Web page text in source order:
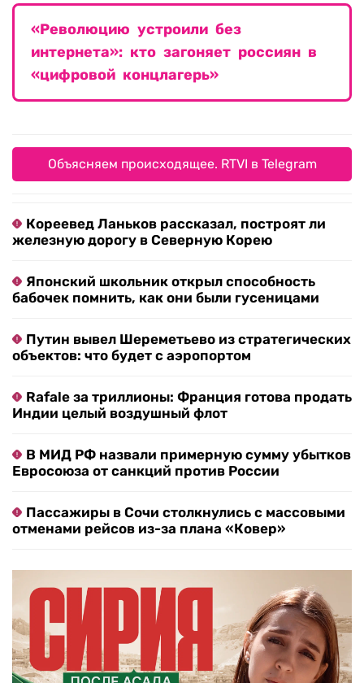
«Революцию устроили без
интернета»: кто загоняет россиян в
«цифровой концлагерь»
Объясняем происходящее. RTVI в Telegram
Кореевед Ланьков рассказал, построят ли
железную дорогу в Северную Корею
Японский школьник открыл способность
бабочек помнить, как они были гусеницами
Путин вывел Шереметьево из стратегических
объектов: что будет с аэропортом
Rafale за триллионы: Франция готова продать
Индии целый воздушный флот
В МИД РФ назвали примерную сумму убытков
Евросоюза от санкций против России
Пассажиры в Сочи столкнулись с массовыми
отменами рейсов из-за плана «Ковер»